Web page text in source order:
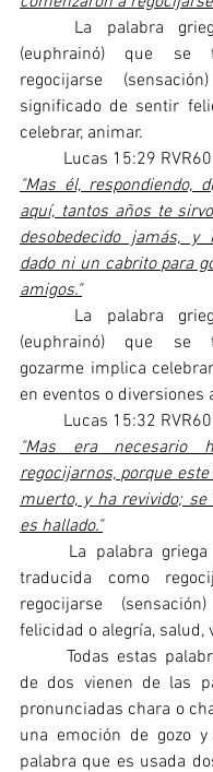
(euphrainó) que se
regocijarse
significado de sentir
celebrar, animar.
	Lucas 15:29 RVR60
"Mas él, respondiendo,
aquí, tantos años te
desobedecido jamás,
dado ni un cabrito para
amigos."
(euphrainó) que se
gozarme implica
en eventos o diversiones
	Lucas 15:32 RVR60
"Mas era necesario
regocijarnos, porque
muerto, y ha revivido; se
es hallado."
traducida como
regocijarse
felicidad o alegría, salud,
de dos vienen de las
pronunciadas chara o
una emoción de gozo
palabra que es usada